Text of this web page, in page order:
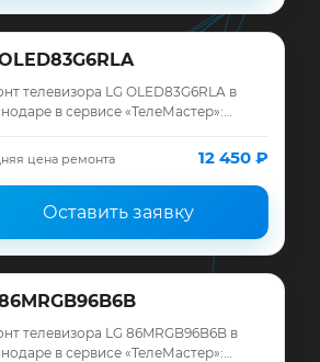
телевизора LG OLED83G6RLA в
в сервисе «ТелеМастер»:
и гарантия до 12 месяцев.
цена ремонта 12 450 ₽
Оставить заявку
телевизора LG 86MRGB96B6B в
в сервисе «ТелеМастер»: